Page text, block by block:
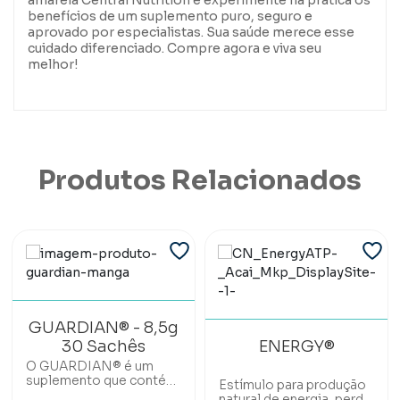
benefícios de um suplemento puro, seguro e
aprovado por especialistas. Sua saúde merece esse
cuidado diferenciado. Compre agora e viva seu
melhor!
Produtos Relacionados
GUARDIAN® - 8,5g
30 Sachês
O GUARDIAN® é um
suplemento que contém
ENERGY®
Estímulo para produção